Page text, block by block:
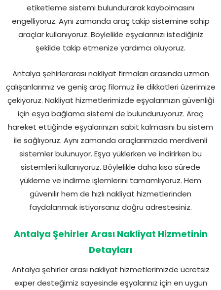
etiketleme sistemi bulundurarak kaybolmasını
engelliyoruz. Aynı zamanda araç takip sistemine sahip
araçlar kullanıyoruz. Böylelikle eşyalarınızı istediğiniz
şekilde takip etmenize yardımcı oluyoruz.
Antalya şehirlerarası nakliyat firmaları arasında uzman
çalışanlarımız ve geniş araç filomuz ile dikkatleri üzerimize
çekiyoruz. Nakliyat hizmetlerimizde eşyalarınızın güvenliği
için eşya bağlama sistemi de bulunduruyoruz. Araç
hareket ettiğinde eşyalarınızın sabit kalmasını bu sistem
ile sağlıyoruz. Aynı zamanda araçlarımızda merdivenli
sistemler bulunuyor. Eşya yüklerken ve indirirken bu
sistemleri kullanıyoruz. Böylelikle daha kısa sürede
yükleme ve indirme işlemlerini tamamlıyoruz. Hem
güvenilir hem de hızlı nakliyat hizmetlerinden
faydalanmak istiyorsanız doğru adrestesiniz.
Antalya Şehirler Arası Nakliyat Hizmetinin
Detayları
Antalya şehirler arası nakliyat hizmetlerimizde ücretsiz
exper desteğimiz sayesinde eşyalarınız için en uygun